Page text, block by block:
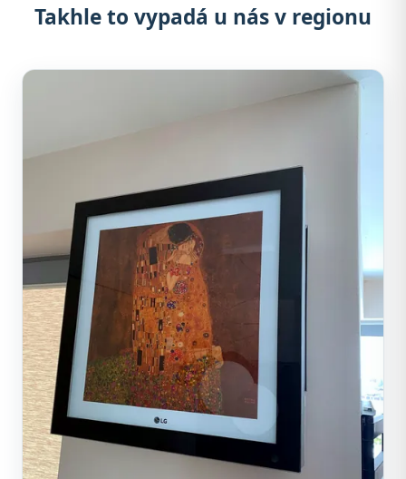
Takhle to vypadá u nás v regionu